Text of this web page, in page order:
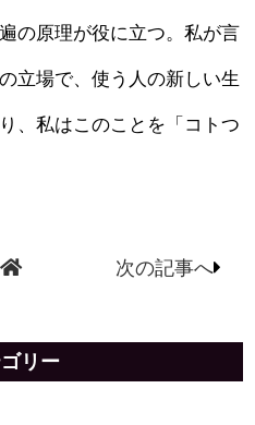
の原理が役に立つ。私が言
立場で、使う人の新しい生
、私はこのことを「コトつ
次の記事へ
リー